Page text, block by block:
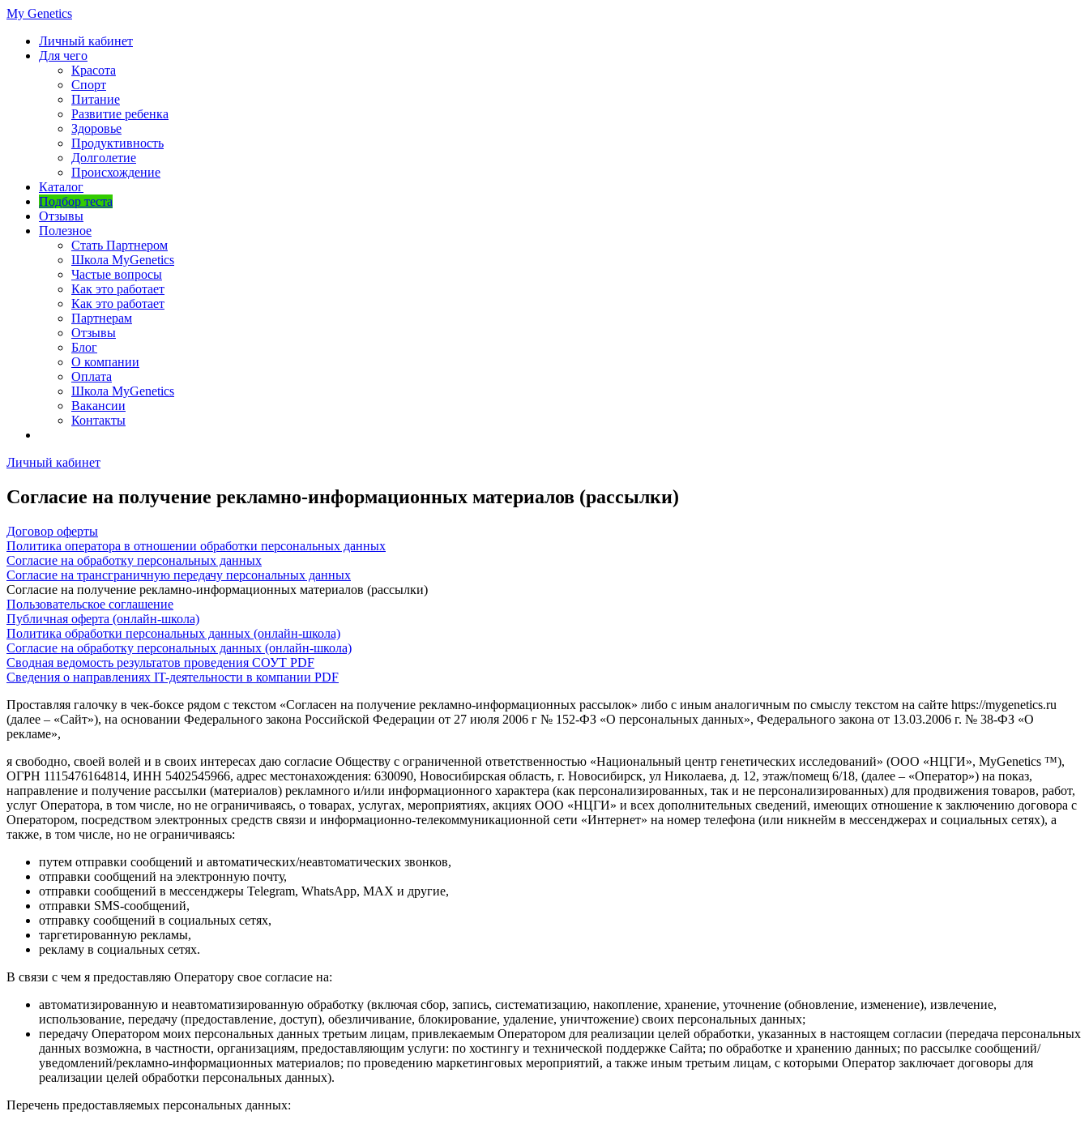
My Genetics
Личный кабинет
Для чего
Красота
Спорт
Питание
Развитие ребенка
Здоровье
Продуктивность
Долголетие
Происхождение
Каталог
Подбор теста
Отзывы
Полезное
Стать Партнером
Школа MyGenetics
Частые вопросы
Как это работает
Как это работает
Партнерам
Отзывы
Блог
О компании
Оплата
Школа MyGenetics
Вакансии
Контакты
Личный кабинет
Согласие на получение рекламно-информационных материалов (рассылки)
Договор оферты
Политика оператора в отношении обработки персональных данных
Согласие на обработку персональных данных
Согласие на трансграничную передачу персональных данных
Согласие на получение рекламно-информационных материалов (рассылки)
Пользовательское соглашение
Публичная оферта (онлайн-школа)
Политика обработки персональных данных (онлайн-школа)
Согласие на обработку персональных данных (онлайн-школа)
Сводная ведомость результатов проведения СОУТ PDF
Сведения о направлениях IT-деятельности в компании PDF
Проставляя галочку в чек-боксе рядом с текстом «Согласен на получение рекламно-информационных рассылок» либо с иным аналогичным по смыслу текстом на сайте https://mygenetics.ru
(далее – «Сайт»), на основании Федерального закона Российской Федерации от 27 июля 2006 г № 152-ФЗ «О персональных данных», Федерального закона от 13.03.2006 г. № 38-ФЗ «О
рекламе»,
я свободно, своей волей и в своих интересах даю согласие Обществу с ограниченной ответственностью «Национальный центр генетических исследований» (ООО «НЦГИ», MyGenetics ™),
ОГРН 1115476164814, ИНН 5402545966, адрес местонахождения: 630090, Новосибирская область, г. Новосибирск, ул Николаева, д. 12, этаж/помещ 6/18, (далее – «Оператор») на показ,
направление и получение рассылки (материалов) рекламного и/или информационного характера (как персонализированных, так и не персонализированных) для продвижения товаров, работ,
услуг Оператора, в том числе, но не ограничиваясь, о товарах, услугах, мероприятиях, акциях ООО «НЦГИ» и всех дополнительных сведений, имеющих отношение к заключению договора с
Оператором, посредством электронных средств связи и информационно-телекоммуникационной сети «Интернет» на номер телефона (или никнейм в мессенджерах и социальных сетях), а
также, в том числе, но не ограничиваясь:
путем отправки сообщений и автоматических/неавтоматических звонков,
отправки сообщений на электронную почту,
отправки сообщений в мессенджеры Telegram, WhatsApp, MAX и другие,
отправки SMS-сообщений,
отправку сообщений в социальных сетях,
таргетированную рекламы,
рекламу в социальных сетях.
В связи с чем я предоставляю Оператору свое согласие на:
автоматизированную и неавтоматизированную обработку (включая сбор, запись, систематизацию, накопление, хранение, уточнение (обновление, изменение), извлечение,
использование, передачу (предоставление, доступ), обезличивание, блокирование, удаление, уничтожение) своих персональных данных;
передачу Оператором моих персональных данных третьим лицам, привлекаемым Оператором для реализации целей обработки, указанных в настоящем согласии (передача персональных
данных возможна, в частности, организациям, предоставляющим услуги: по хостингу и технической поддержке Сайта; по обработке и хранению данных; по рассылке сообщений/
уведомлений/рекламно-информационных материалов; по проведению маркетинговых мероприятий, а также иным третьим лицам, с которыми Оператор заключает договоры для
реализации целей обработки персональных данных).
Перечень предоставляемых персональных данных: